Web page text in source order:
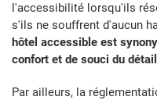
l'accessibilité lorsqu'ils
s'ils ne souffrent d'aucun
hôtel accessible est
confort et de souci du
Par ailleurs, la